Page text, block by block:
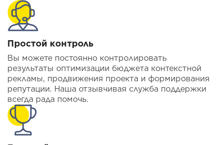
Простой контроль
Вы можете постоянно контролировать
результаты оптимизации бюджета контекстной
рекламы, продвижения проекта и формирования
репутации. Наша отзывчивая служба поддержки
всегда рада помочь.